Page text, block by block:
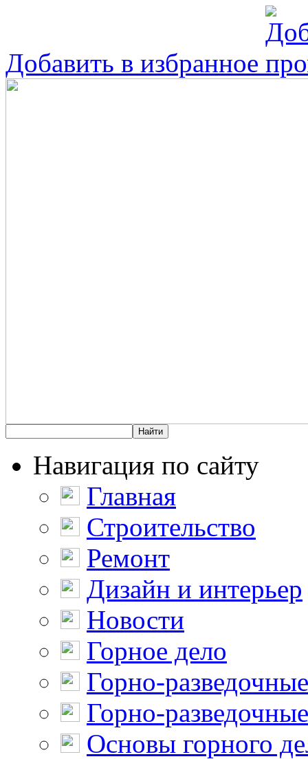
Добавить в избранное
Навигация по сайту
Главная
Строительство
Ремонт
Дизайн и интерьер
Новости
Горное дело
Горно-
Горно-
Основы горного